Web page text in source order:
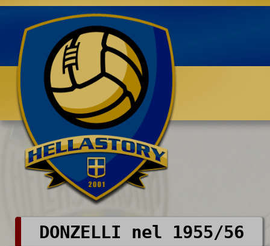
Benvenuti su HELLASTORY.net
DONZELLI nel 1955/56